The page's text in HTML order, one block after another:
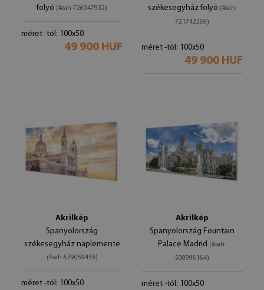
folyó (#oah-726047932)
méret -tól: 100x50
49 900 HUF
székesegyház folyó (#oah-
721742269)
méret -tól: 100x50
49 900 HUF
Akrilkép
Spanyolország
székesegyház naplemente
(#oah-539059459)
méret -tól: 100x50
Akrilkép
Spanyolország Fountain
Palace Madrid (#oah-
500996164)
méret -tól: 100x50